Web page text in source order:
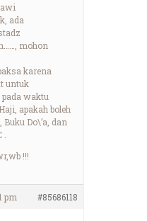
ada
mohon
karena
untuk
waktu
apakah boleh
Do\’a, dan
!!!
pm #85686118